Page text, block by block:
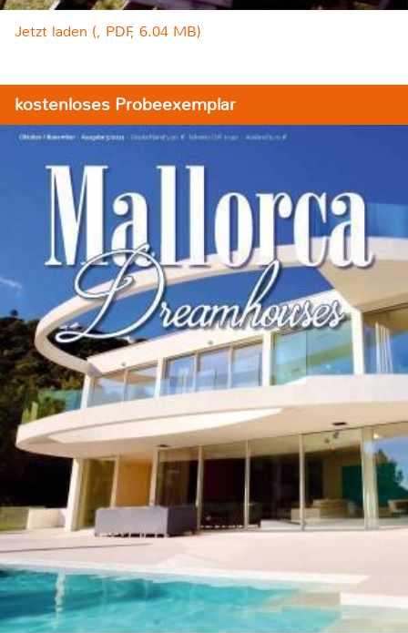
Jetzt laden (, PDF, 6.04 MB)
kostenloses Probeexemplar